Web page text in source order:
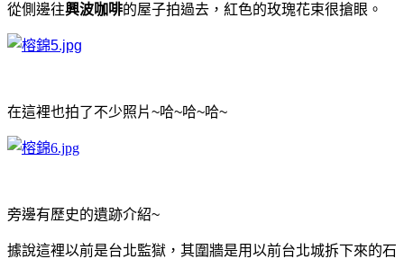
從側邊往興波咖啡的屋子拍過去，紅色的玫瑰花束很搶眼。
在這裡也拍了不少照片~哈~哈~哈~
旁邊有歷史的遺跡介紹~
據說這裡以前是台北監獄，其圍牆是用以前台北城拆下來的石